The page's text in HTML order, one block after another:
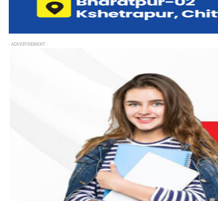
- ADVERTISEMENT -